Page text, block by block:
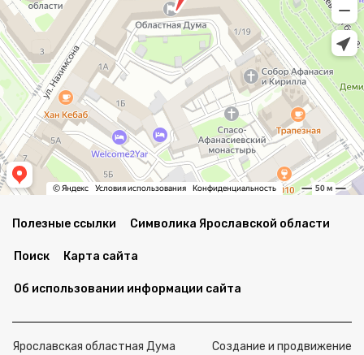
Полезные ссылки Символика Ярославской области
Поиск Карта сайта
Об использовании информации сайта
Ярославская областная Дума
Создание и продвижение